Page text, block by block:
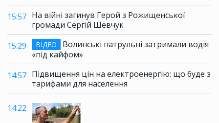
15:57 На війні загинув Герой з Рожищенської
громади Сергій Шевчук
15:29
ВІДЕО
Волинські патрульні затримали водія
«під кайфом»
14:57 Підвищення цін на електроенергію: що буде з
тарифами для населення
14:22